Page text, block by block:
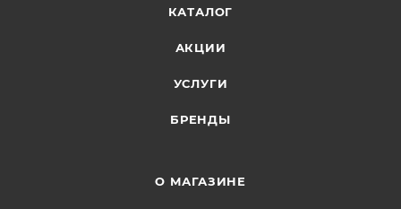
КАТАЛОГ
АКЦИИ
УСЛУГИ
БРЕНДЫ
О МАГАЗИНЕ